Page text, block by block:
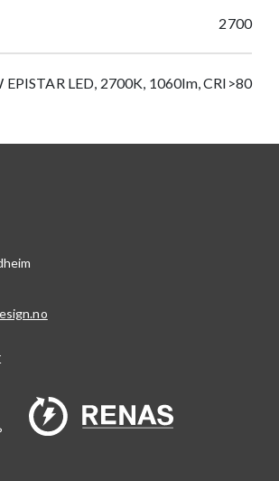
2700
EPISTAR LED, 2700K, 1060lm, CRI>80